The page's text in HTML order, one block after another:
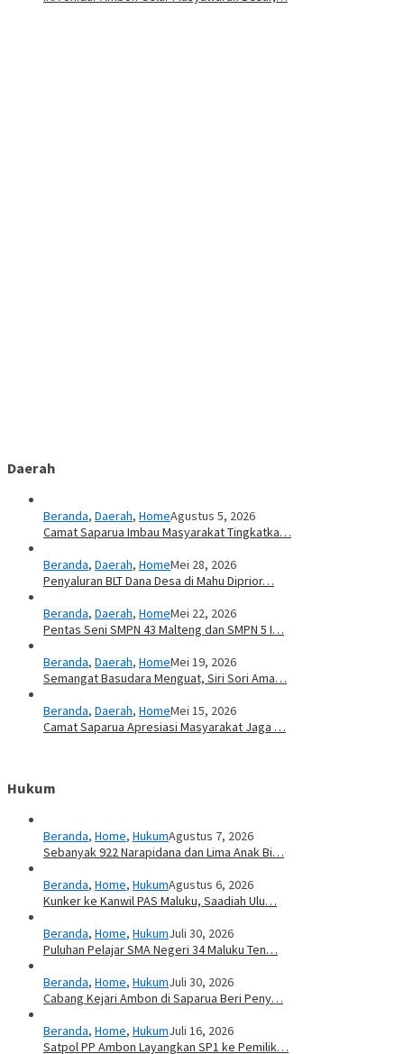
Daerah
Beranda, Daerah, HomeAgustus 5, 2026
Camat Saparua Imbau Masyarakat Tingkatka…
Beranda, Daerah, HomeMei 28, 2026
Penyaluran BLT Dana Desa di Mahu Diprior…
Beranda, Daerah, HomeMei 22, 2026
Pentas Seni SMPN 43 Malteng dan SMPN 5 I…
Beranda, Daerah, HomeMei 19, 2026
Semangat Basudara Menguat, Siri Sori Ama…
Beranda, Daerah, HomeMei 15, 2026
Camat Saparua Apresiasi Masyarakat Jaga …
Hukum
Beranda, Home, HukumAgustus 7, 2026
Sebanyak 922 Narapidana dan Lima Anak Bi…
Beranda, Home, HukumAgustus 6, 2026
Kunker ke Kanwil PAS Maluku, Saadiah Ulu…
Beranda, Home, HukumJuli 30, 2026
Puluhan Pelajar SMA Negeri 34 Maluku Ten…
Beranda, Home, HukumJuli 30, 2026
Cabang Kejari Ambon di Saparua Beri Peny…
Beranda, Home, HukumJuli 16, 2026
Satpol PP Ambon Layangkan SP1 ke Pemilik…